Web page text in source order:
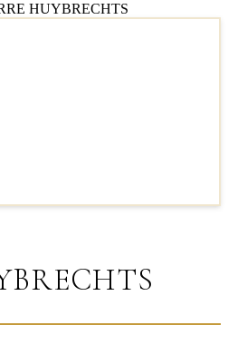
HUYBRECHTS